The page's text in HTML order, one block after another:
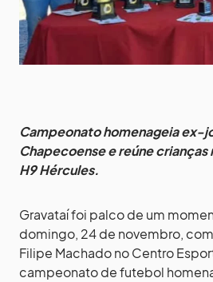
Campeonato homenageia ex-
Chapecoense e reúne
H9 Hércules.
Gravataí foi palco de um
domingo, 24 de novembro,
Filipe Machado no Centro
campeonato de futebol